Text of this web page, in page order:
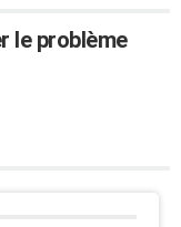
le problème